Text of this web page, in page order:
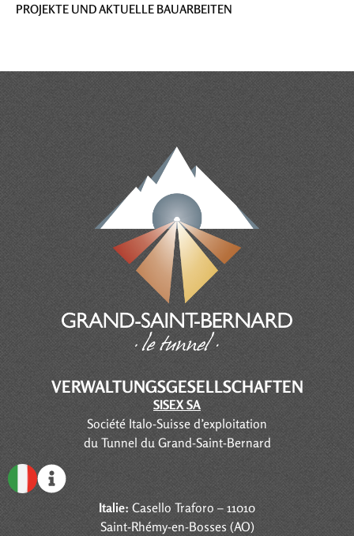
PROJEKTE UND AKTUELLE BAUARBEITEN
VERWALTUNGSGESELLSCHAFTEN
SISEX SA
Société Italo-Suisse d’exploitation
du Tunnel du Grand-Saint-Bernard
Italie: Casello Traforo – 11010
Saint-Rhémy-en-Bosses (AO)